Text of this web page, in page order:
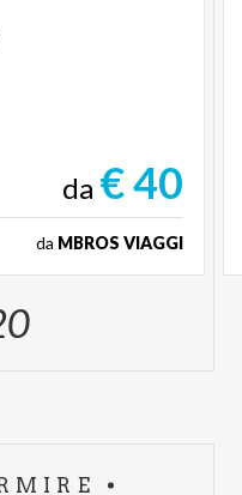
da € 40
da MBROS VIAGGI